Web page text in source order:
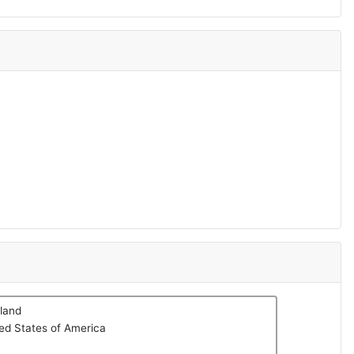
States of America